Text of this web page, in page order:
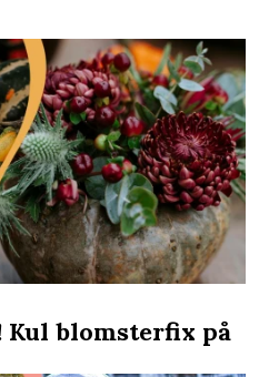
blomsterfix på